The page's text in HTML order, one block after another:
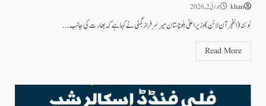
khan جولائی 2, 2026
کوئٹہ ( الفجرآن لائن) وزیر اعلیٰ بلوچستان میر سرفراز بگٹی نے کہا ہے کہ بھارت کی جانب...
Read More